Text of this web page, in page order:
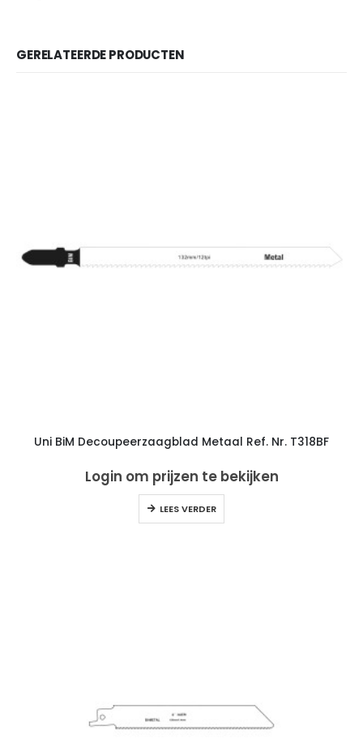
GERELATEERDE PRODUCTEN
Uni BiM Decoupeerzaagblad Metaal Ref. Nr. T318BF
Login om prijzen te bekijken
LEES VERDER